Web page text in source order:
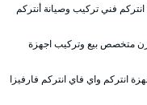
فني تركيب وصيانة أنتركم
متخصص بيع وتركيب اجهزة
انتركم واي فاي انتركم فارفيزا